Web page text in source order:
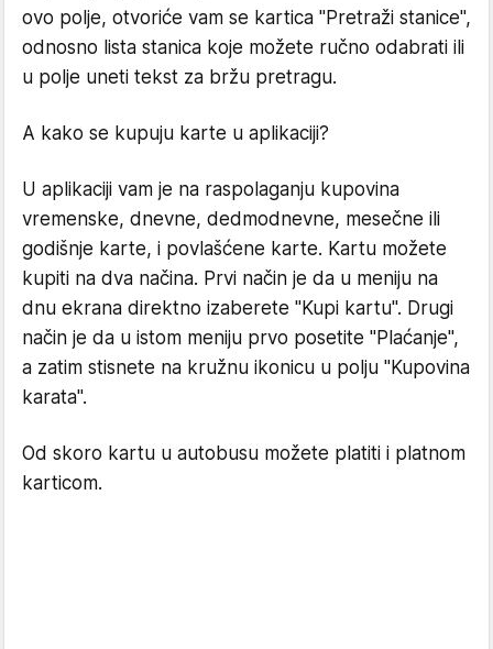
ovo polje, otvoriće vam se kartica "Pretraži stanice",
odnosno lista stanica koje možete ručno odabrati ili
u polje uneti tekst za bržu pretragu.
A kako se kupuju karte u aplikaciji?
U aplikaciji vam je na raspolaganju kupovina
vremenske, dnevne, dedmodnevne, mesečne ili
godišnje karte, i povlašćene karte. Kartu možete
kupiti na dva načina. Prvi način je da u meniju na
dnu ekrana direktno izaberete "Kupi kartu". Drugi
način je da u istom meniju prvo posetite "Plaćanje",
a zatim stisnete na kružnu ikonicu u polju "Kupovina
karata".
Od skoro kartu u autobusu možete platiti i platnom
karticom.